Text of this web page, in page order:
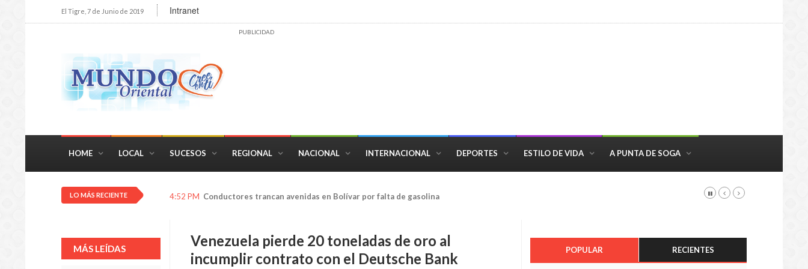
El Tigre, 7 de Junio de 2019 Intranet
PUBLICIDAD
HOME LOCAL SUCESOS REGIONAL NACIONAL INTERNACIONAL DEPORTES ESTILO DE VIDA A PUNTA DE SOGA
LO MÁS RECIENTE 4:47 PM Putin llama "locos" a los países que apoyan a Guaidó en Venezuela
MÁS LEÍDAS
Venezuela pierde 20 toneladas de oro al
incumplir contrato con el Deutsche Bank
POPULAR RECIENTES